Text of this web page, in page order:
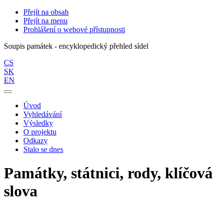
Přejít na obsah
Přejít na menu
Prohlášení o webové přístupnosti
Soupis památek - encyklopedický přehled sídel
CS
SK
EN
Úvod
Vyhledávání
Výsledky
O projektu
Odkazy
Stalo se dnes
Památky, státnici, rody, klíčová
slova